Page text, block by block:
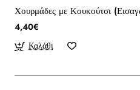
Χουρμάδες με Κουκούτσι
4,40€
Καλάθι